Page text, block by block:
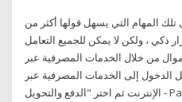
المهام التي يسهل قولها أكثر من
ذكي ، ولكن لا يمكن للجميع التعامل
من خلال الخدمات المصرفية عبر
الدخول إلى الخدمات المصرفية عبر
الإنترنت ثم اختر "الدفع والتحويل - Pay & Transfer" وبعدها اضغط على